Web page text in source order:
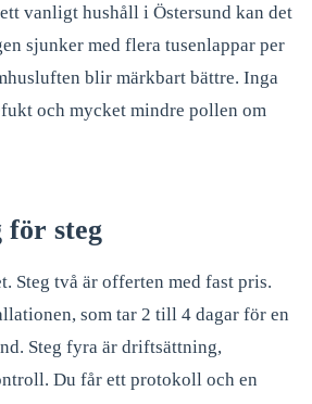
vanligt hushåll i Östersund kan det
sjunker med flera tusenlappar per
blir märkbart bättre. Inga
och mycket mindre pollen om
för steg
Steg två är offerten med fast pris.
som tar 2 till 4 dagar för en
Steg fyra är driftsättning,
Du får ett protokoll och en